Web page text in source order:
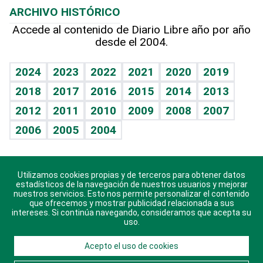
Hablando con el pediatra
Vida y familia
Eñe
Celebrando la vida
Sin complejos
En pocas palabras
Escuchando al corazón
Economía Personal
Línea de hit
TBT Deportivo
Hecho en casa
Guía del dinero
Cumpleaños
Horóscopos
Crucigramas
ARCHIVO HISTÓRICO
Accede al contenido de Diario Libre año por año
desde el 2004.
2024 2023 2022 2021 2020
2019
2018
2017 2016 2015 2014
2013
2012
2011 2010 2009 2008
2007
2006
2005 2004
Descarga nuestras aplicaciones para Android, iOS y
sistema Huawei.
© 2021 Diario Libre, todos los derechos reservados.
Utilizamos cookies propias y de terceros para obtener datos
estadísticos de la navegación de nuestros usuarios y mejorar
nuestros servicios. Esto nos permite personalizar el contenido
que ofrecemos y mostrar publicidad relacionada a sus
intereses. Si continúa navegando, consideramos que acepta su
uso.
Acepto el uso de cookies